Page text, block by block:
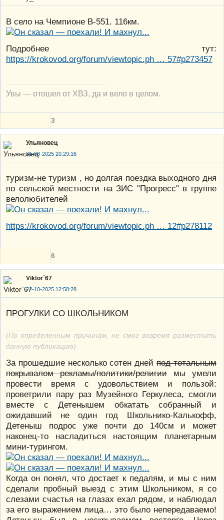
В село на Чемпионе В-551. 116км.
Подробнее тут:
https://krokovod.org/forum/viewtopic.ph … 57#p273457
Увы — отошел от ХВЗ, да и вело в целом.
3
Ульяновец
31-08-2025 20:29:16
туризм-не туризм , но долгая поездка выходного дня
по сельской местности на ЗИС "Прогресс" в группе
велолюбителей
https://krokovod.org/forum/viewtopic.ph … 12#p278112
6
Viktor`67
22-10-2025 12:58:28
ПРОГУЛКИ СО ШКОЛЬНИКОМ
(По определенным причинам, не смог вовремя разместить
данную публикацию)
За прошедшие несколько сотен днейпод тотальным
покрывалом рекламы/политики/религиимы умели
провести время с удовольствием и пользой:
проветрили пару раз Музейного Геркулеса, смогли
вместе с Детенышем обкатать собранный и
ожидавший не один год Школьнико-Калькофф,
Детеныш подрос уже почти до 140см и может
наконец-то насладиться настоящим планетарным
мини-турингом.
Когда он понял, что достает к педалям, и мы с ним
сделали пробный выезд с этим Школьником, я со
слезами счастья на глазах ехал рядом, и наблюдал
за его выражением лица… это было непередаваемо!